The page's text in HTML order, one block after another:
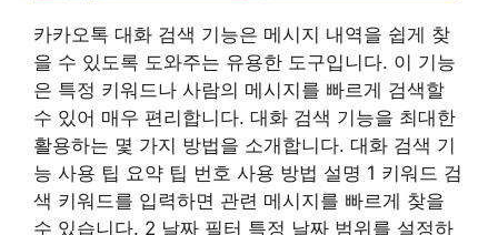
카카오톡 대화 검색 기능은 메시지 내역을 쉽게 찾
을 수 있도록 도와주는 유용한 도구입니다. 이 기능
은 특정 키워드나 사람의 메시지를 빠르게 검색할
수 있어 매우 편리합니다. 대화 검색 기능을 최대한
활용하는 몇 가지 방법을 소개합니다. 대화 검색 기
능 사용 팁 요약 팁 번호 사용 방법 설명 1 키워드 검
색 키워드를 입력하면 관련 메시지를 빠르게 찾을
수 있습니다. 2 날짜 필터 특정 날짜 범위를 설정하